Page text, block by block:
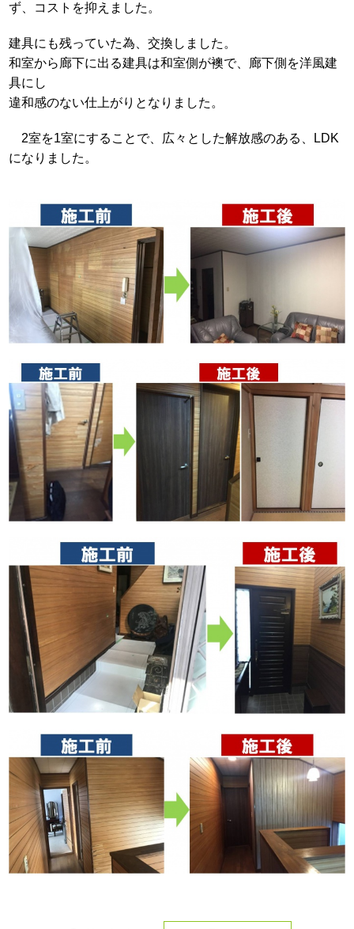
ず、コストを抑えました。
建具にも残っていた為、交換しました。
和室から廊下に出る建具は和室側が襖で、廊下側を洋風建
具にし
違和感のない仕上がりとなりました。
2室を1室にすることで、広々とした解放感のある、LDK
になりました。